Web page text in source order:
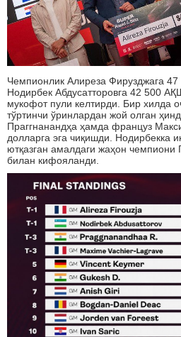
Чемпионлик Алиреза Фирузджага 47
Нодирбек Абдусатторовга 42 500
мукофот пули келтирди. Бир хилда
тўртинчи ўринлардан жой олган
Праггнанандҳа ҳамда француз
долларга эга чиқишди. Нодирбекка
ютқазган амалдаги жаҳон
билан кифояланди.